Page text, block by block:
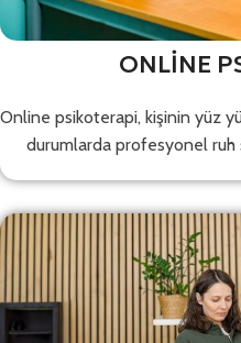
ONLİNE
Online psikoterapi, kişinin yüz
durumlarda profesyonel ruh